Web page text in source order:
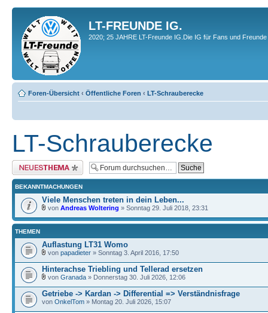
LT-FREUNDE IG.
2020; 25 JAHRE LT-Freunde IG.Die IG für Fans und
Foren-Übersicht ‹ Öffentliche Foren ‹ LT-Schrauberecke
LT-Schrauberecke
Neues Thema erstellen
BEKANNTMACHUNGEN
Viele Menschen treten in dein Leben...
von Andreas Woltering » Sonntag 29. Juli 2018, 23:31
THEMEN
Auflastung LT31 Womo
von papadieter » Sonntag 3. April 2016, 17:50
Hinterachse Triebling und Tellerad ersetzen
von Granada » Donnerstag 30. Juli 2026, 12:06
Getriebe -> Kardan -> Differential => Verständnisfrage
von OnkelTom » Montag 20. Juli 2026, 15:07